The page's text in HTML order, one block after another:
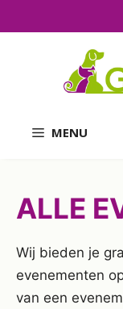
naar
MENU
ALLE
Wij bieden je
evenementen
van een